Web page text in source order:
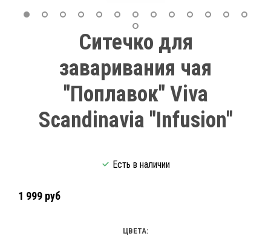
Ситечко для
заваривания чая
"Поплавок" Viva
Scandinavia "Infusion"
Есть в наличии
1 999 руб
ЦВЕТА: